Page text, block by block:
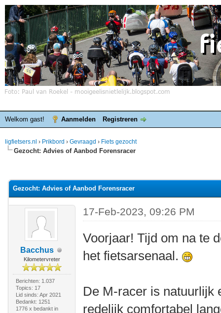
Welkom gast! Aanmelden Registreren
ligfietsers.nl › Prikbord › Gevraagd › Fiets gezocht
Gezocht: Advies of Aanbod Forensracer
Gezocht: Advies of Aanbod Forensracer
Bacchus
Kilometervreter
Berichten: 1.037
Topics: 17
Lid sinds: Apr 2021
Bedankt: 1251
1776 x bedankt in
17-Feb-2023, 09:26 PM
Voorjaar! Tijd om na te
het fietsarsenaal.
De M-racer is natuurlijk
redelijk comfortabel